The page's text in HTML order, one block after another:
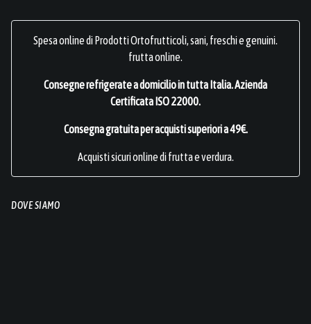
Spesa online di Prodotti Ortofrutticoli, sani, freschi e genuini.
frutta online.
Consegne refrigerate a domicilio in tutta Italia.Azienda
Certificata ISO 22000.
Consegna gratuita per acquisti superiori a 49€.
Acquisti sicuri online di frutta e verdura.
DOVE SIAMO